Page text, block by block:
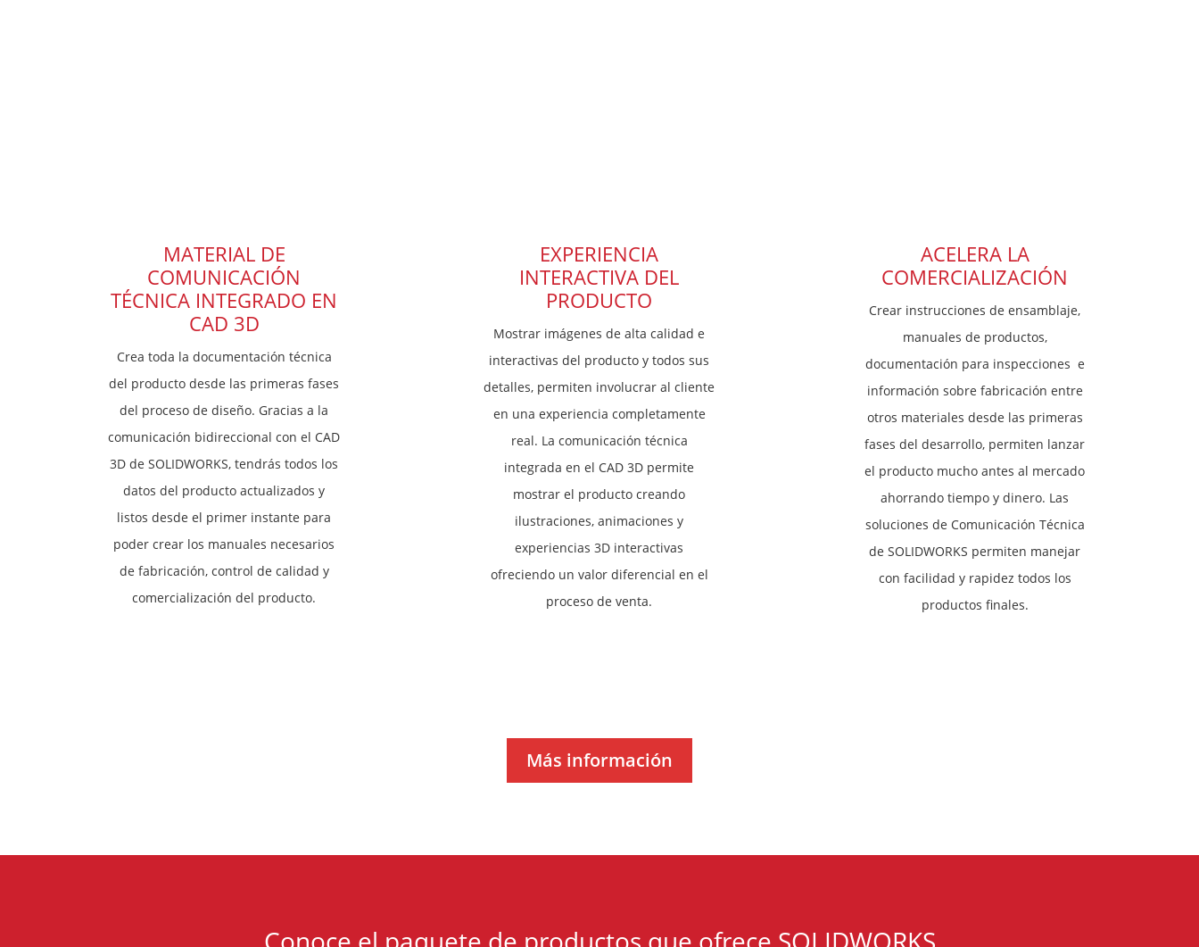
MATERIAL DE
COMUNICACIÓN
TÉCNICA INTEGRADO EN
CAD 3D
Crea toda la documentación técnica
del producto desde las primeras fases
del proceso de diseño. Gracias a la
comunicación bidireccional con el CAD
3D de SOLIDWORKS, tendrás todos los
datos del producto actualizados y
listos desde el primer instante para
poder crear los manuales necesarios
de fabricación, control de calidad y
comercialización del producto.
EXPERIENCIA
INTERACTIVA DEL
PRODUCTO
Mostrar imágenes de alta calidad e
interactivas del producto y todos sus
detalles, permiten involucrar al cliente
en una experiencia completamente
real. La comunicación técnica
integrada en el CAD 3D permite
mostrar el producto creando
ilustraciones, animaciones y
experiencias 3D interactivas
ofreciendo un valor diferencial en el
proceso de venta.
ACELERA LA
COMERCIALIZACIÓN
Crear instrucciones de ensamblaje,
manuales de productos,
documentación para inspecciones e
información sobre fabricación entre
otros materiales desde las primeras
fases del desarrollo, permiten lanzar
el producto mucho antes al mercado
ahorrando tiempo y dinero. Las
soluciones de Comunicación Técnica
de SOLIDWORKS permiten manejar
con facilidad y rapidez todos los
productos finales.
Más información